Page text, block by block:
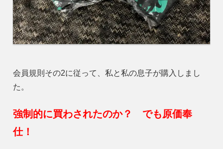
会員規則その2に従って、私と私の息子が購入しまし
た。
強制的に買わされたのか？ でも原価奉
仕！